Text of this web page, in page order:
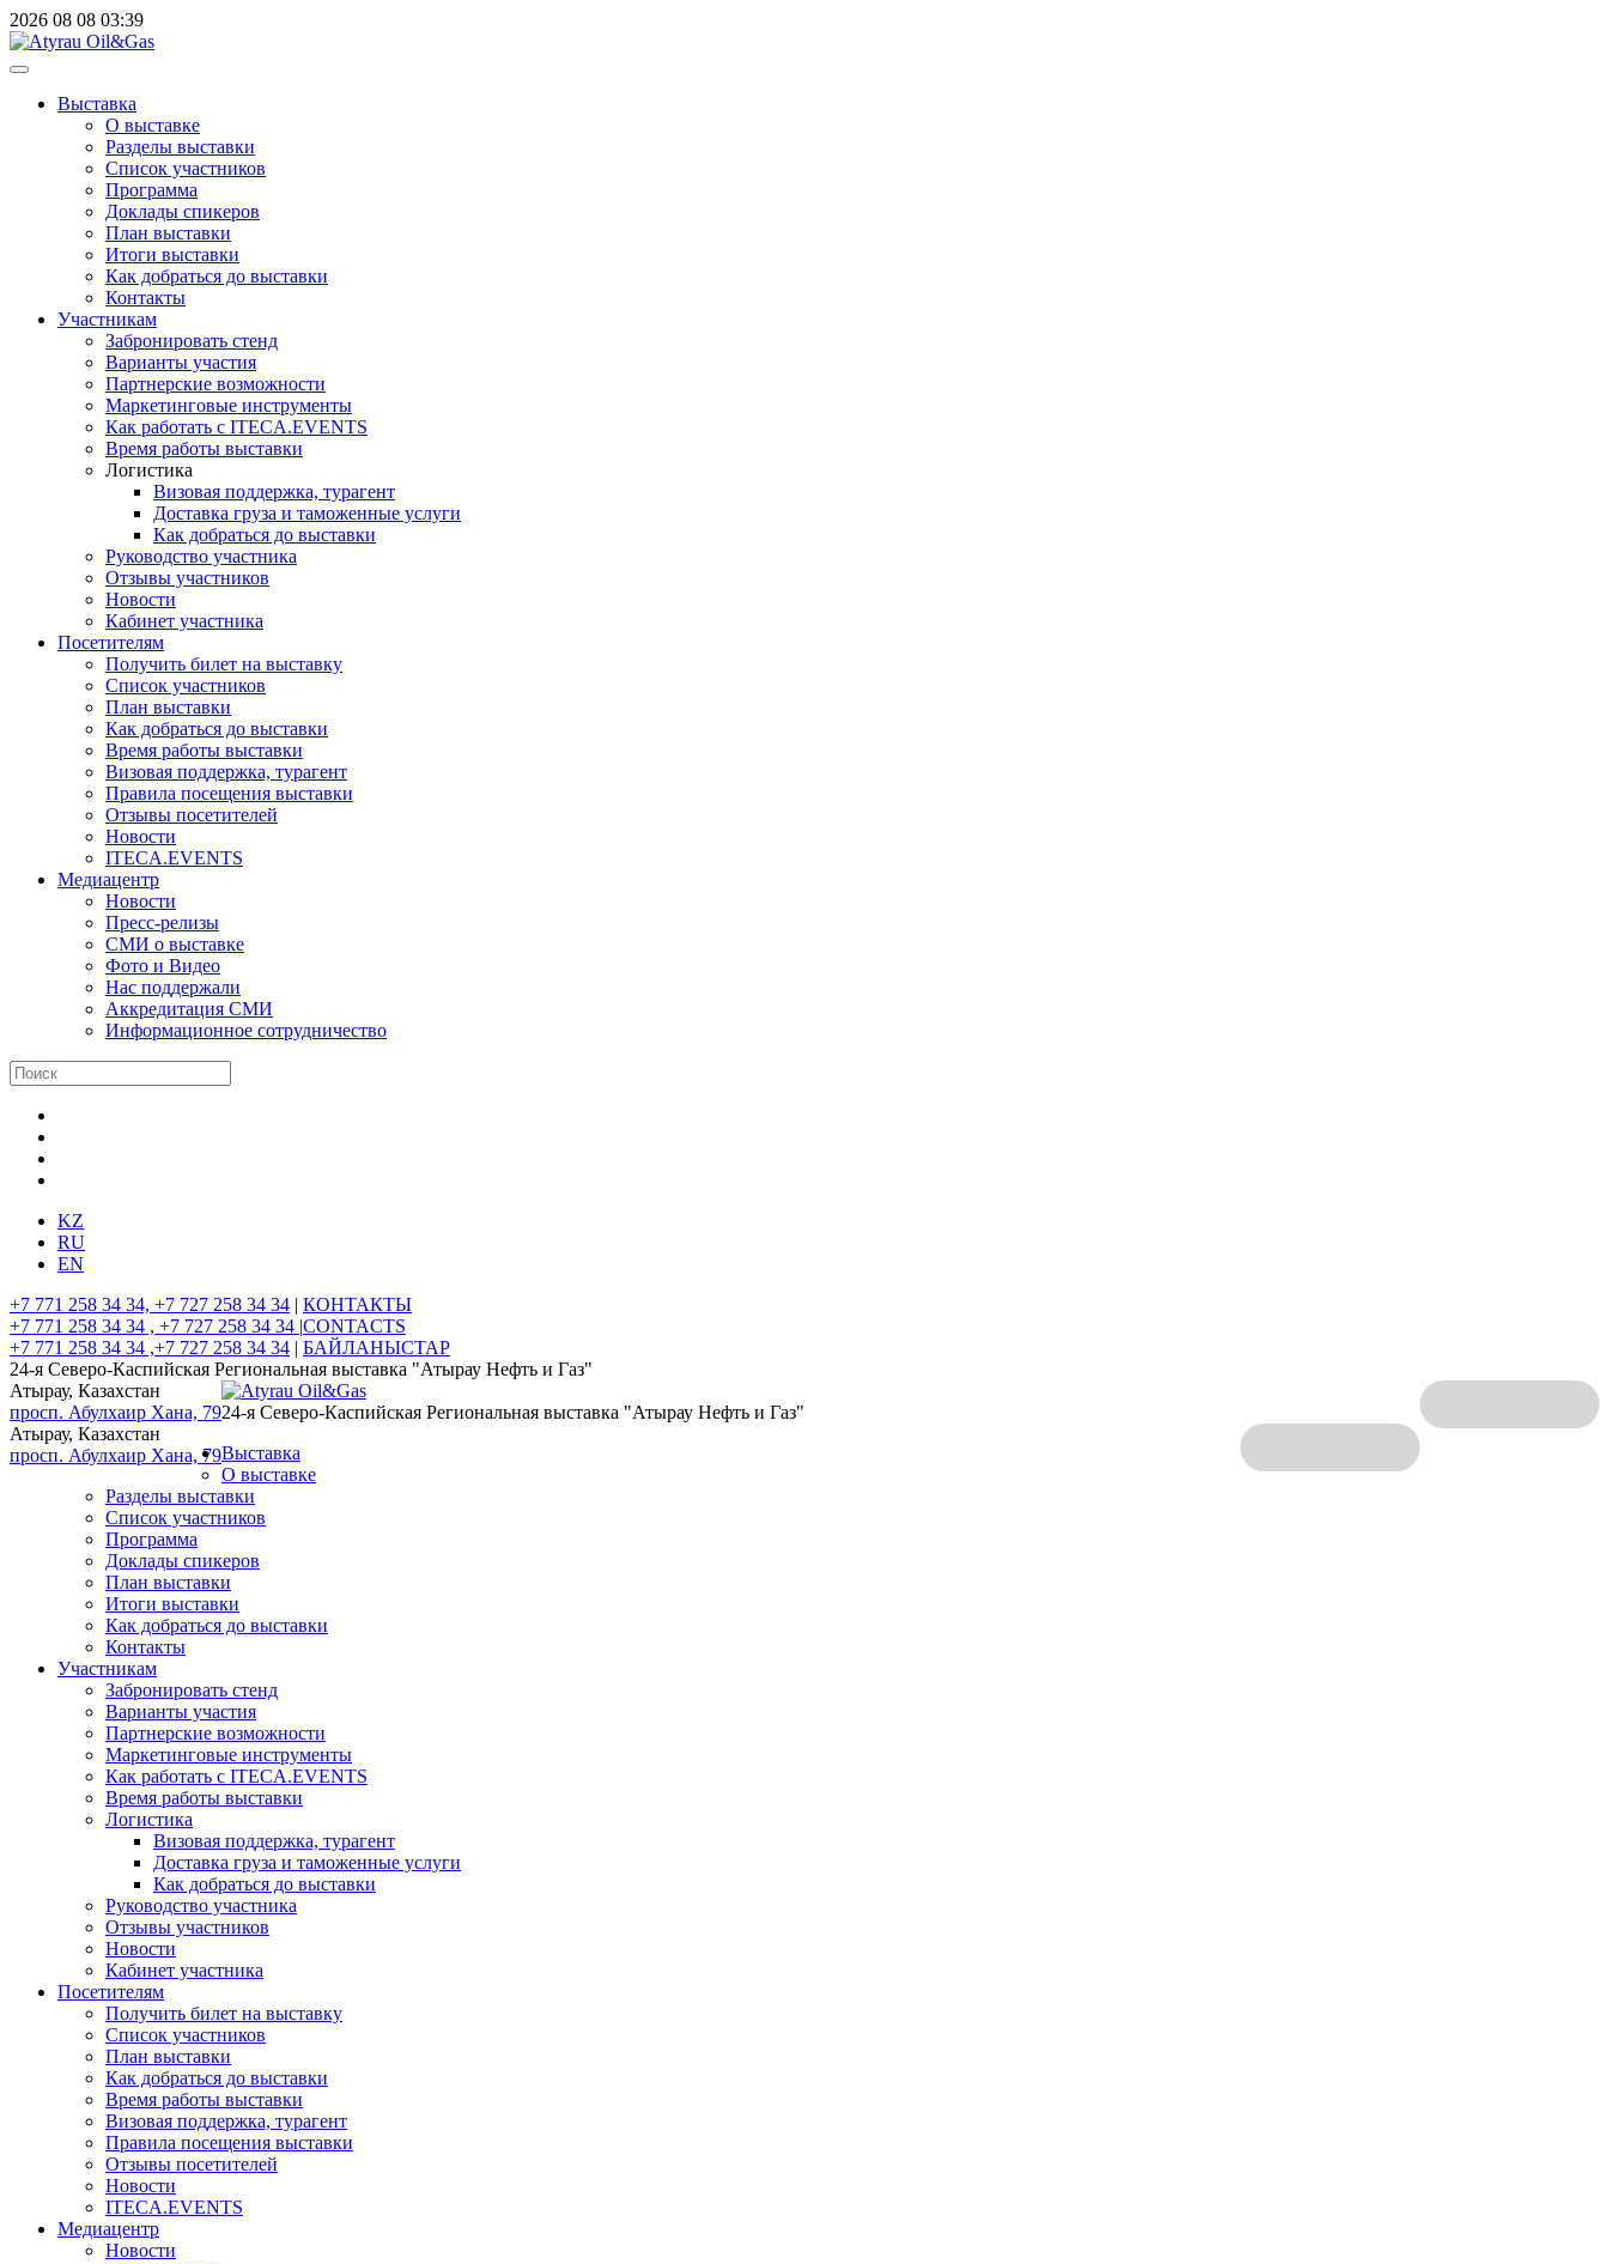
2026 08 08 03:39
Выставка
О выставке
Разделы выставки
Список участников
Программа
Доклады спикеров
План выставки
Итоги выставки
Как добраться до выставки
Контакты
Участникам
Забронировать стенд
Варианты участия
Партнерские возможности
Маркетинговые инструменты
Как работать с ITECA.EVENTS
Время работы выставки
Логистика
Визовая поддержка, турагент
Доставка груза и таможенные услуги
Как добраться до выставки
Руководство участника
Отзывы участников
Новости
Кабинет участника
Посетителям
Получить билет на выставку
Список участников
План выставки
Как добраться до выставки
Время работы выставки
Визовая поддержка, турагент
Правила посещения выставки
Отзывы посетителей
Новости
ITECA.EVENTS
Медиацентр
Новости
Пресс-релизы
СМИ о выставке
Фото и Видео
Нас поддержали
Аккредитация СМИ
Информационное сотрудничество
KZ
RU
EN
+7 771 258 34 34, +7 727 258 34 34 | КОНТАКТЫ
+7 771 258 34 34 , +7 727 258 34 34 |CONTACTS
+7 771 258 34 34 ,+7 727 258 34 34 | БАЙЛАНЫСТАР
24-я Северо-Каспийская Региональная выставка "Атырау Нефть и Газ"
Атырау, Казахстан
просп. Абулхаир Хана, 7924-я Северо-Каспийская Региональная выставка "Атырау Нефть и Газ"
Атырау, Казахстан
просп. Абулхаир Хана, 79Выставка
О выставке
Разделы выставки
Список участников
Программа
Доклады спикеров
План выставки
Итоги выставки
Как добраться до выставки
Контакты
Участникам
Забронировать стенд
Варианты участия
Партнерские возможности
Маркетинговые инструменты
Как работать с ITECA.EVENTS
Время работы выставки
Логистика
Визовая поддержка, турагент
Доставка груза и таможенные услуги
Как добраться до выставки
Руководство участника
Отзывы участников
Новости
Кабинет участника
Посетителям
Получить билет на выставку
Список участников
План выставки
Как добраться до выставки
Время работы выставки
Визовая поддержка, турагент
Правила посещения выставки
Отзывы посетителей
Новости
ITECA.EVENTS
Медиацентр
Новости